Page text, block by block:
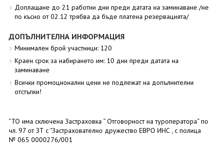
Доплащане до 21 работни дни преди датата на заминаване /не
по късно от 02.12 трябва да бъде платена резервацията/
ДОПЪЛНИТЕЛНА ИНФОРМАЦИЯ
Минимален брой участници: 120
Краен срок за набирането им: 10 дни преди датата на
заминаване
Всички промоционални цени не подлежат на допълнителни
отстъпки!
”ТО има сключена Застраховка “ Отговорност на туроператора“ по
чл. 97 от ЗТ с "Застрахователно дружество ЕВРО ИНС , с полица
№ 065 0000276/001